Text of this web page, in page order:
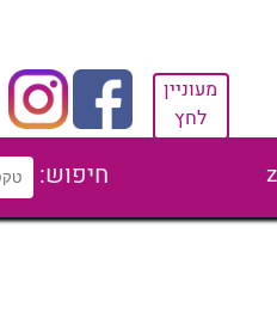
מעוניין
לחץ
חיפוש: